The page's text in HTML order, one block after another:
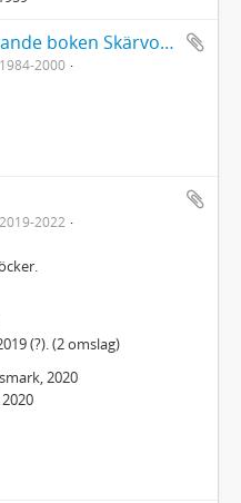
Korrespondens m.m. rörande boken Skärvor av ett liv/Fragments of a Life
1984-2000
2019-2022
(?). (2 omslag)
2020